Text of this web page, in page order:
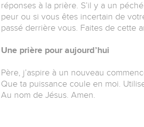
réponses à la prière. S’il y a un
peur ou si vous êtes incertain de
passé derrière vous. Faites de cette
Une prière pour aujourd’hui
Père, j’aspire à un nouveau
Que ta puissance coule en moi.
Au nom de Jésus. Amen.